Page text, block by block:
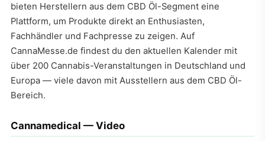
bieten Herstellern aus dem CBD Öl-Segment eine
Plattform, um Produkte direkt an Enthusiasten,
Fachhändler und Fachpresse zu zeigen. Auf
CannaMesse.de findest du den aktuellen Kalender mit
über 200 Cannabis-Veranstaltungen in Deutschland und
Europa — viele davon mit Ausstellern aus dem CBD Öl-
Bereich.
Cannamedical — Video